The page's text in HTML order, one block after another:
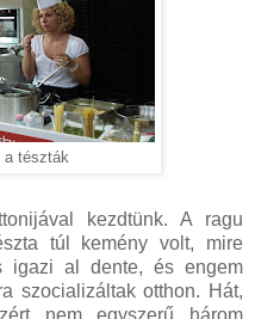
a tészták
kezdtünk. A ragu
túl kemény volt, mire
igazi al dente, és engem
szocializáltak otthon. Hát,